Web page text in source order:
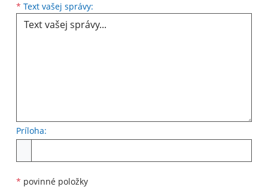
* Text vašej správy:
Príloha:
* povinné položky